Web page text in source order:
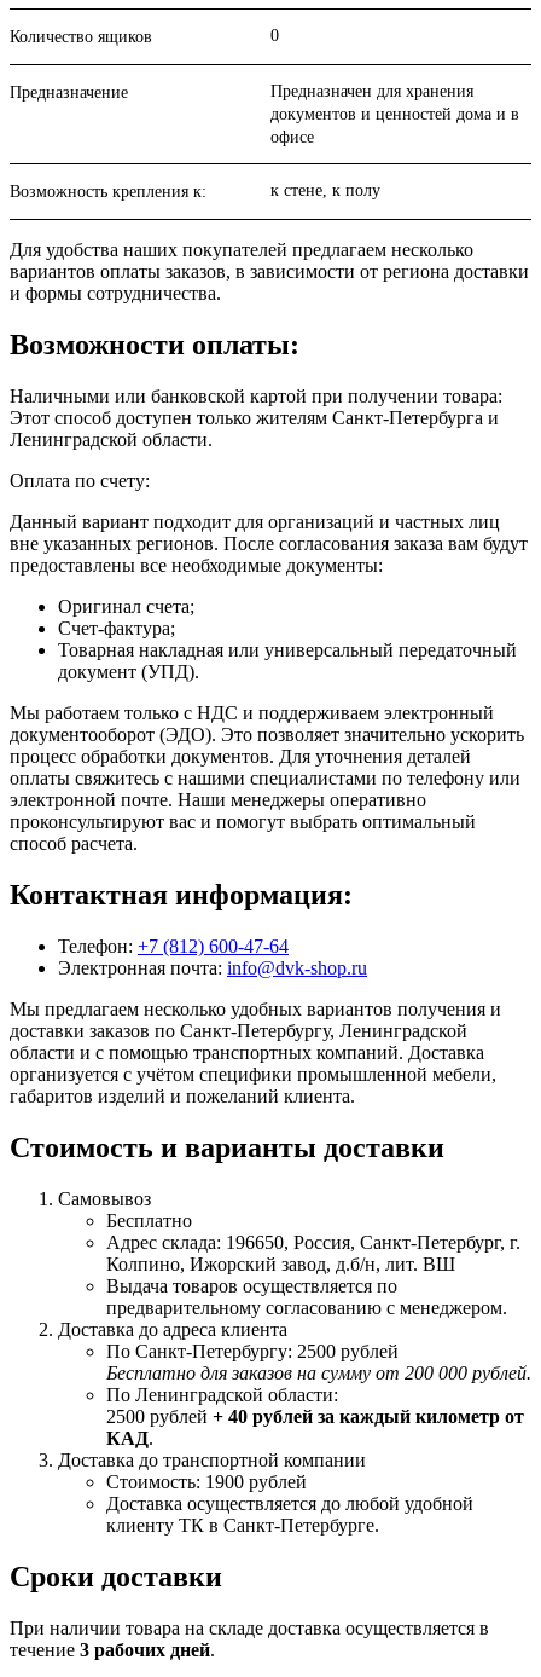
Количество ящиков 0
Предназначение
Предназначен для хранения
документов и ценностей дома и в
офисе
Возможность крепления к: к стене, к полу
Для удобства наших покупателей предлагаем несколько
вариантов оплаты заказов, в зависимости от региона доставки
и формы сотрудничества.
Возможности оплаты:
Наличными или банковской картой при получении товара:
Этот способ доступен только жителям Санкт-Петербурга и
Ленинградской области.
Оплата по счету:
Данный вариант подходит для организаций и частных лиц
вне указанных регионов. После согласования заказа вам будут
предоставлены все необходимые документы:
Оригинал счета;
Счет-фактура;
Товарная накладная или универсальный передаточный
документ (УПД).
Мы работаем только с НДС и поддерживаем электронный
документооборот (ЭДО). Это позволяет значительно ускорить
процесс обработки документов. Для уточнения деталей
оплаты свяжитесь с нашими специалистами по телефону или
электронной почте. Наши менеджеры оперативно
проконсультируют вас и помогут выбрать оптимальный
способ расчета.
Контактная информация:
Телефон: +7 (812) 600-47-64
Электронная почта: info@dvk-shop.ru
Мы предлагаем несколько удобных вариантов получения и
доставки заказов по Санкт-Петербургу, Ленинградской
области и с помощью транспортных компаний. Доставка
организуется с учётом специфики промышленной мебели,
габаритов изделий и пожеланий клиента.
Стоимость и варианты доставки
Самовывоз
Бесплатно
Адрес склада: 196650, Россия, Санкт-Петербург, г.
Колпино, Ижорский завод, д.б/н, лит. ВШ
Выдача товаров осуществляется по
предварительному согласованию с менеджером.
Доставка до адреса клиента
По Санкт-Петербургу: 2500 рублей
Бесплатно для заказов на сумму от 200 000 рублей.
По Ленинградской области:
2500 рублей + 40 рублей за каждый километр от
КАД.
Доставка до транспортной компании
Стоимость: 1900 рублей
Доставка осуществляется до любой удобной
клиенту ТК в Санкт-Петербурге.
Сроки доставки
При наличии товара на складе доставка осуществляется в
течение 3 рабочих дней.